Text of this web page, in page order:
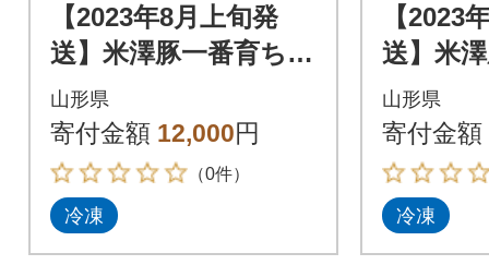
【2023年8月上旬発
送】米澤豚一番育ち
【豚ロース味噌漬10
枚】
山形県
寄付金額 12,000円
（0件）
冷凍
【2023
送】米
【豚ロ
枚】
山形県
寄付金額
冷凍